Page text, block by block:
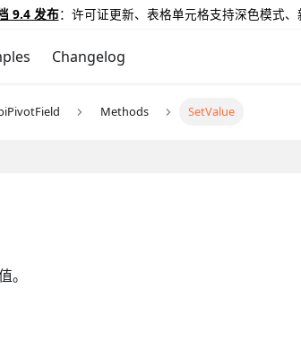
9.4 发布：许可证更新、表格单元格支持深色模式
Changelog
Methods SetValue
。